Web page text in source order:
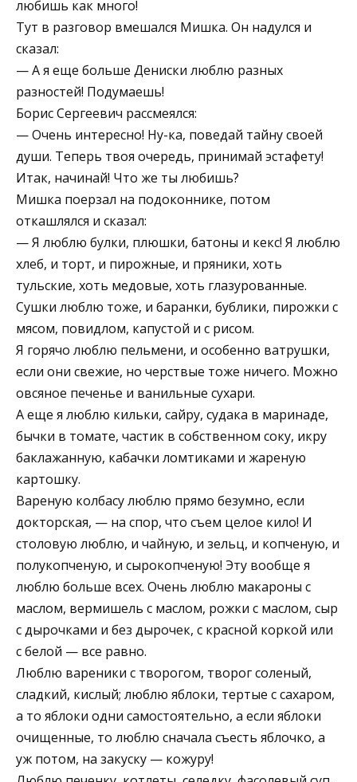
любишь как много!
Тут в разговор вмешался Мишка. Он надулся и
сказал:
— А я еще больше Дениски люблю разных
разностей! Подумаешь!
Борис Сергеевич рассмеялся:
— Очень интересно! Ну-ка, поведай тайну своей
души. Теперь твоя очередь, принимай эстафету!
Итак, начинай! Что же ты любишь?
Мишка поерзал на подоконнике, потом
откашлялся и сказал:
— Я люблю булки, плюшки, батоны и кекс! Я люблю
хлеб, и торт, и пирожные, и пряники, хоть
тульские, хоть медовые, хоть глазурованные.
Сушки люблю тоже, и баранки, бублики, пирожки с
мясом, повидлом, капустой и с рисом.
Я горячо люблю пельмени, и особенно ватрушки,
если они свежие, но черствые тоже ничего. Можно
овсяное печенье и ванильные сухари.
А еще я люблю кильки, сайру, судака в маринаде,
бычки в томате, частик в собственном соку, икру
баклажанную, кабачки ломтиками и жареную
картошку.
Вареную колбасу люблю прямо безумно, если
докторская, — на спор, что съем целое кило! И
столовую люблю, и чайную, и зельц, и копченую, и
полукопченую, и сырокопченую! Эту вообще я
люблю больше всех. Очень люблю макароны с
маслом, вермишель с маслом, рожки с маслом, сыр
с дырочками и без дырочек, с красной коркой или
с белой — все равно.
Люблю вареники с творогом, творог соленый,
сладкий, кислый; люблю яблоки, тертые с сахаром,
а то яблоки одни самостоятельно, а если яблоки
очищенные, то люблю сначала съесть яблочко, а
уж потом, на закуску — кожуру!